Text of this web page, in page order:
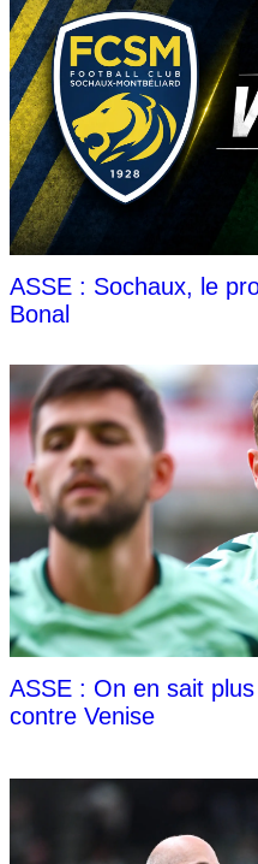
ASSE : Sochaux, le
Bonal
ASSE : On en sait
contre Venise